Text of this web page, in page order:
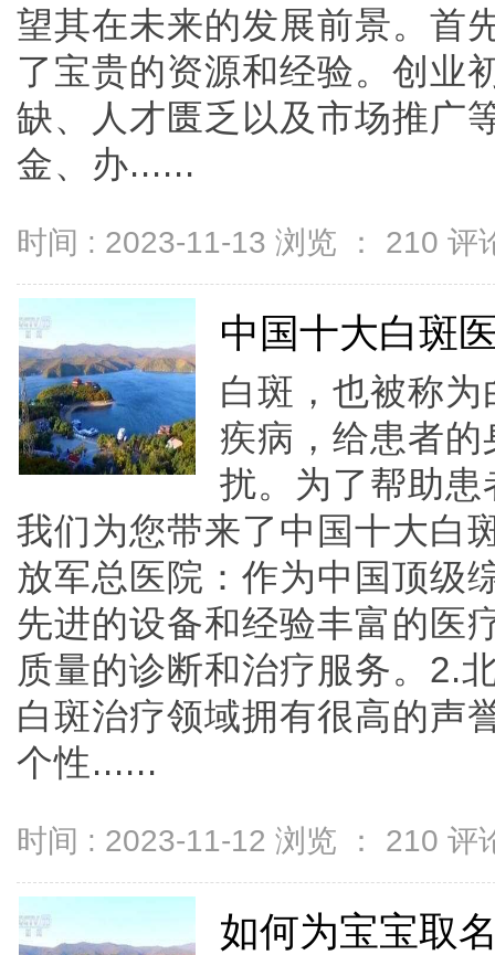
望其在未来的发展前景。首
了宝贵的资源和经验。创业
缺、人才匮乏以及市场推广
金、办......
时间 : 2023-11-13 浏览 ： 210 评
中国十大白斑
白斑，也被称
疾病，给患者
扰。为了帮助
我们为您带来了中国十大白
放军总医院：作为中国顶级
先进的设备和经验丰富的医
质量的诊断和治疗服务。2.
白斑治疗领域拥有很高的声
个性......
时间 : 2023-11-12 浏览 ： 210 评
如何为宝宝取